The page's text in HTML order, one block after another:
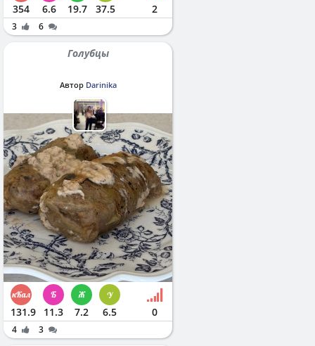
354 6.6 19.7 37.5 2
3 6
Голубцы
Автор Darinika
131.9 11.3 7.2 6.5 0
4 3